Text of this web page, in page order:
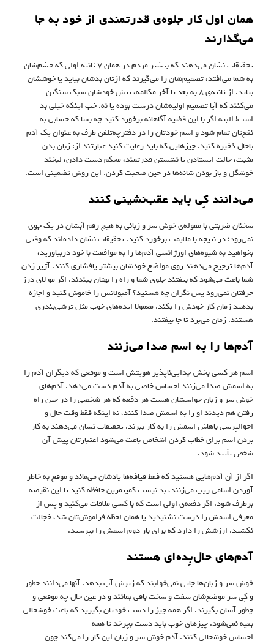
همان اول کار جلوه‌ی قدرتمندی از خود به جا
می‌گذارند
تحقیقات نشان می‌دهند که بیشتر مردم در همان ۷ ثانیه اولی که چشم‌شان
به شما می‌افتد، تصمیم‌شان را می‌گیرند که ازتان بدشان بیاید یا خوششان
بیاید. از ثانیه‌ی ۸ به بعد تا آخر مکالمه، پیش خودشان سبک سنگین
می‌کنند که آیا تصمیم اولیه‌شان درست بوده یا نه. خب اینکه خیلی بد
است! البته اگر با این قضیه آگاهانه برخورد کنید چه بسا که حسابی به
نفع‌تان تمام شود و اسم خودتان را در دفترچه‌تلفن‌ طرف به عنوان یک آدم
باحال ذخیره کنید. چیزهایی که باید رعایت کنید عبارتند از: زبان بدن
مثبت، حالت ایستادن یا نشستن قدرتمند، محکم دست دادن،‌ لبخند
خوشگل و باز بودن شانه‌ها در حین صحبت کردن. این روش تضمینی است.
می‌دانند کِی باید عقب‌نشینی کنند
سخنان ضربتی با مقوله‌ی خوش سر و زبانی به هیچ رقم آبشان در یک جوی
نمی‌رود؛ در نتیجه با ملایمت برخورد کنید. تحقیقات نشان داده‌اند که وقتی
بخواهید به شیوه‌های اورژانسی آدم‌ها را به موافقت با خود دربیاورید،
آدم‌ها ترجیح می‌دهند روی مواضع خودشان بیشتر پافشاری کنند. آژیر زدن
شما باعث می‌شود که بیفتند جلوی شما و راه را بهتان ببندند. اگر مو لای درز
حرفتان نمی‌رود پس نگران چه هستید؟ آمبولانس را خاموش کنید و اجازه
بدهید زمان کار خودش را بکند. معمولا ایده‌های خوب مثل ترشی‌بندری
هستند. زمان می‌برد تا جا بیفتند.
آدم‌ها را به اسم صدا می‌زنند
اسم هر کسی بخش جدایی‌ناپذیر هویتش است و موقعی که دیگران آدم را
به اسمش صدا می‌زنند احساس خاصی به آدم دست می‌دهد. آدم‌های
خوش سر و زبان حواسشان هست هر دفعه که هر شخصی را در حین راه
رفتن هم دیدند او را به اسمش صدا کنند، نه اینکه فقط وقت حال و
احوالپرسی باهاش اسمش را به کار ببرند. تحقیقات نشان می‌دهند به کار
بردن اسم برای خطاب کردن اشخاص باعث می‌شود اعتبارتان پیش آن
شخص تأیید شود.
اگر از آن آدم‌هایی هستید که فقط قیافه‌ها یادشان می‌ماند و موقع به خاطر
آوردن اسامی ریپ می‌زنند، بد نیست کمیتمرین حافظه کنید تا این نقیصه
برطرف شود. اگر دفعه‌ی اولی است که با کسی ملاقات می‌کنید و پس از
معرفی اسمش را درست نشنیدید یا همان لحظه فراموش‌تان شد، خجالت
نکشید. ارزشش را دارد که برای بار دوم اسمش را بپرسید.
آدم‌های حال‌بِده‌ای هستند
خوش سر و زبان‌ها جایی نمی‌خوابند که زیرش آب بدهد. آنها می‌دانند چطور
و کِی سر موضع‌شان سفت و سخت باقی بمانند و در عین حال چه موقعی و
چطور آسان بگیرند. اگر همه چیز را دست خودتان بگیرید که باعث خوشحالی
بقیه نمی‌شود. چیزهای خوب باید دست بچرخد تا همه
احساس خوشحالی کنند. آدم خوش سر و زبان این کار را می‌کند چون